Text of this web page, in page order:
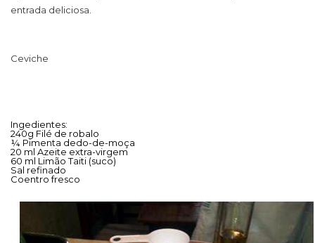
entrada deliciosa.
Ceviche
Ingedientes:
240g Filé de robalo
¼ Pimenta dedo-de-moça
20 ml Azeite extra-virgem
60 ml Limão Taiti (suco)
Sal refinado
Coentro fresco